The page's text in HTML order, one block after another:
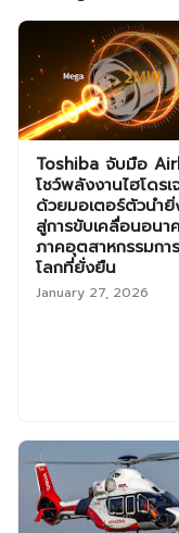
Toshiba จับมือ
โชว์พลังงานไฮโดรเ
ด้วยมอเตอร์ตัวนำ
สู่การขับเคลื่อนอนา
ภาคอุตสาหกรรมกา
โลกที่ยั่งยืน
January 27, 2026